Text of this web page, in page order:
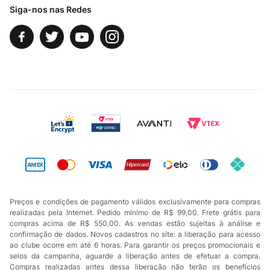
Siga-nos nas Redes
Preços e condições de pagamento válidos exclusivamente para compras
realizadas pela Internet. Pedido mínimo de R$ 99,00. Frete grátis para
compras acima de R$ 550,00. As vendas estão sujeitas à análise e
confirmação de dados. Novos cadastros no site: a liberação para acesso
ao clube ocorre em até 6 horas. Para garantir os preços promocionais e
selos da campanha, aguarde a liberação antes de efetuar a compra.
Compras realizadas antes dessa liberação não terão os benefícios